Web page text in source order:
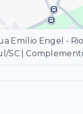
Emílio Engel -
SC |